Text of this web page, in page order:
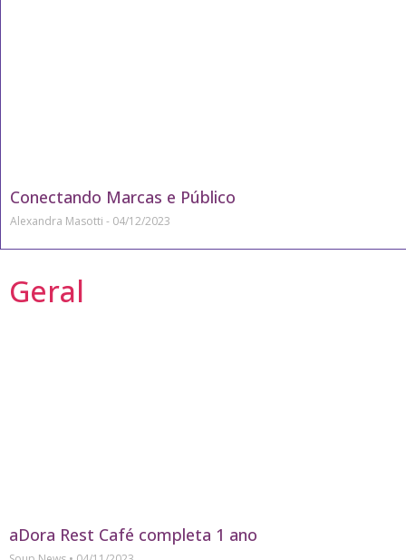
Conectando Marcas e Público
Alexandra Masotti 04/12/2023
Geral
aDora Rest Café completa 1 ano